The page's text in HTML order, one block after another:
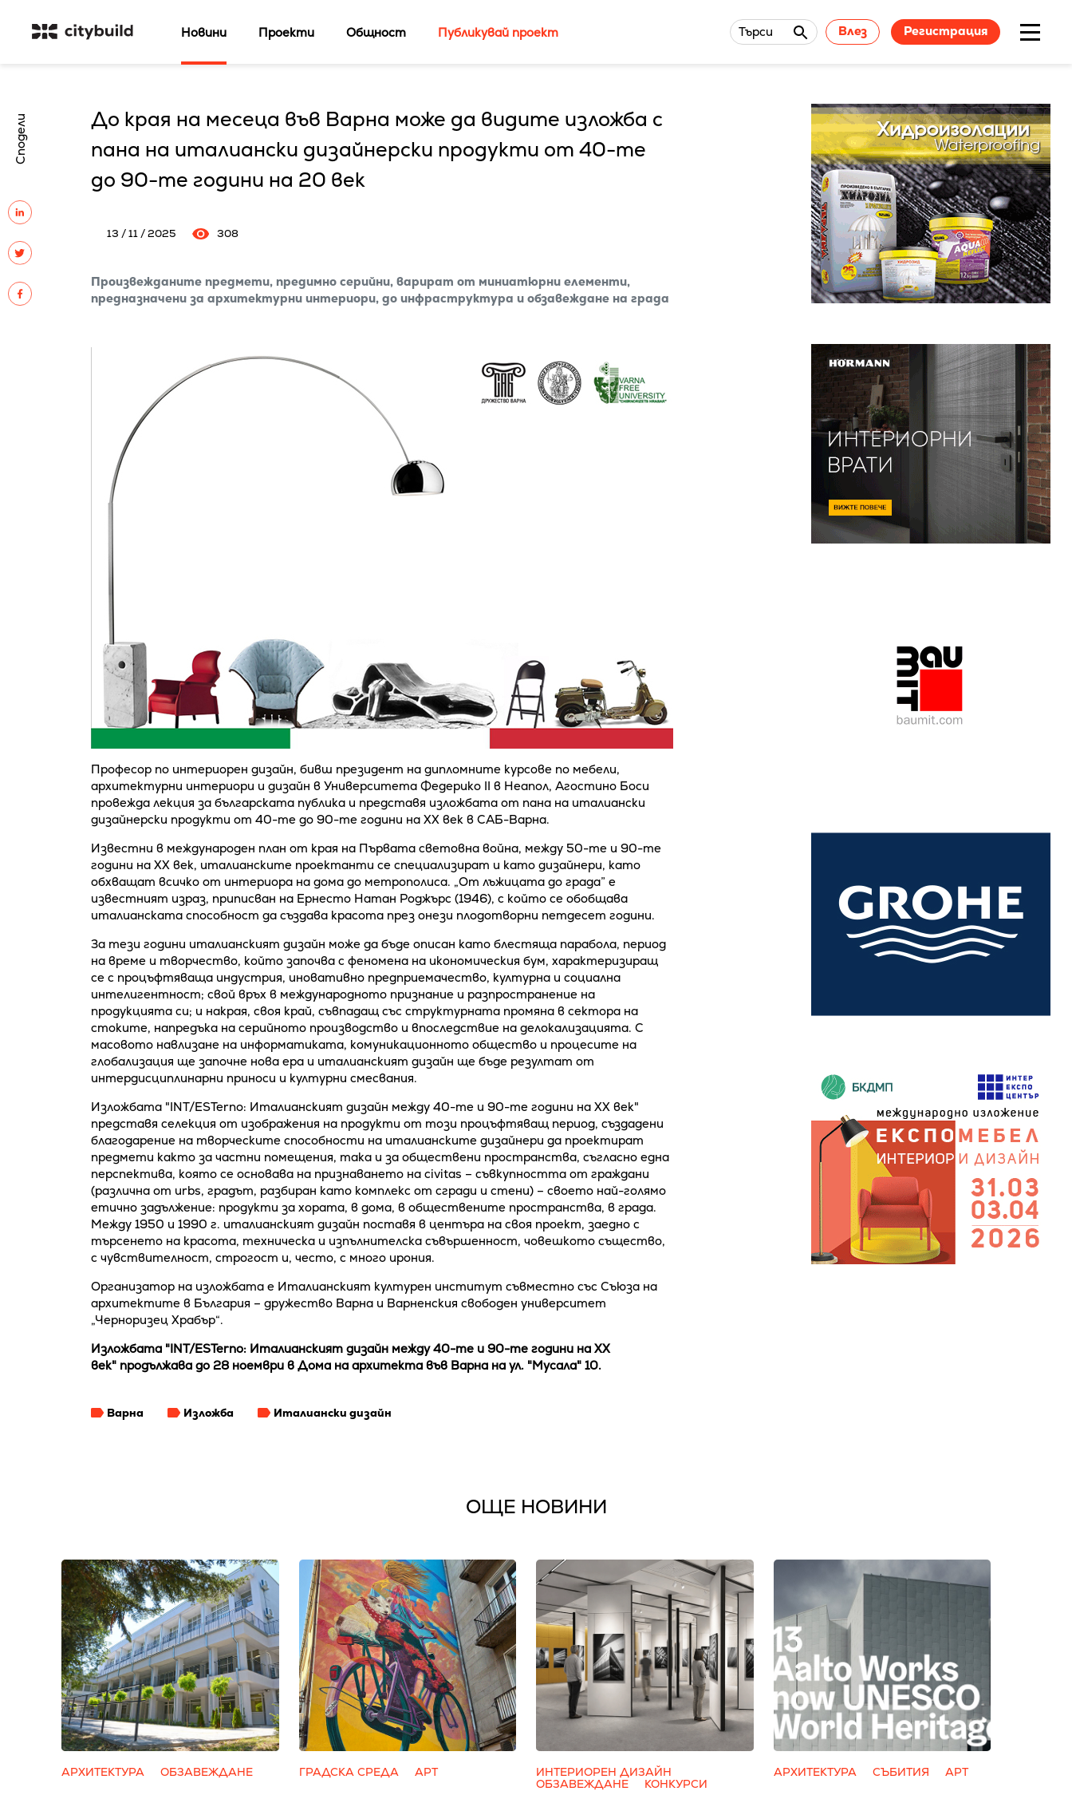
Новини Проекти Общност Публикувай проект Търси Влез Регистрация
Сподели
До края на месеца във Варна може да видите изложба с
пана на итaлиански дизайнерски продукти от 40-те
до 90-те години на 20 век
13 / 11 / 2025 308
Произвежданите предмети, предимно серийни, варират от миниатюрни елементи,
предназначени за архитектурни интериори, до инфраструктура и обзавеждане на града
Професор по интериорен дизайн, бивш президент на дипломните курсове по мебели,
архитектурни интериори и дизайн в Университета Федерико II в Неапол, Агостино Боси
провежда лекция за българската публика и представя изложбата от пана на итaлиански
дизайнерски продукти от 40-те до 90-те години на ХХ век в САБ-Варна.
Известни в международен план от края на Първата световна война, между 50-те и 90-те
години на XX век, италианските проектанти се специализират и като дизайнери, като
обхващат всичко от интериора на дома до метрополиса. „От лъжицата до града” е
известният израз, приписван на Ернесто Натан Роджърс (1946), с който се обобщава
италианската способност да създава красота през онези плодотворни петдесет години.
За тези години италианският дизайн може да бъде описан като блестяща парабола, период
на време и творчество, който започва с феномена на икономическия бум, характеризиращ
се с процъфтяваща индустрия, иновативно предприемачество, културна и социална
интелигентност; свой връх в международното признание и разпространение на
продукцията си; и накрая, своя край, съвпадащ със структурната промяна в сектора на
стоките, напредъка на серийното производство и впоследствие на делокализацията. С
масовото навлизане на информатиката, комуникационното общество и процесите на
глобализация ще започне нова ера и италианският дизайн ще бъде резултат от
интердисциплинарни приноси и културни смесвания.
Изложбата "INT/ESTerno: Италианският дизайн между 40-те и 90-те години на ХХ век"
представя селекция от изображения на продукти от този процъфтяващ период, създадени
благодарение на творческите способности на италианските дизайнери да проектират
предмети както за частни помещения, така и за обществени пространства, съгласно една
перспектива, която се основава на признаването на civitas – съвкупността от граждани
(различна от urbs, градът, разбиран като комплекс от сгради и стени) – своето най-голямо
етично задължение: продукти за хората, в дома, в обществените пространства, в града.
Между 1950 и 1990 г. италианският дизайн поставя в центъра на своя проект, заедно с
търсенето на красота, техническа и изпълнителска съвършенност, човешкото същество,
с чувствителност, строгост и, често, с много ирония.
Организатор на изложбата е Италианският културен институт съвместно със Съюза на
архитектите в България – дружество Варна и Варненския свободен университет
„Черноризец Храбър“.
Изложбата "INT/ESTerno: Италианският дизайн между 40-те и 90-те години на ХХ
век" продължава до 28 ноември в Дома на архитекта във Варна на ул. "Мусала" 10.
Варна Изложба Италиански дизайн
ОЩЕ НОВИНИ
АРХИТЕКТУРА ОБЗАВЕЖДАНЕ ГРАДСКА СРЕДА АРТ
ИНТЕРИОРЕН ДИЗАЙН
ОБЗАВЕЖДАНЕ
КОНКУРСИ
АРХИТЕКТУРА СЪБИТИЯ АРТ